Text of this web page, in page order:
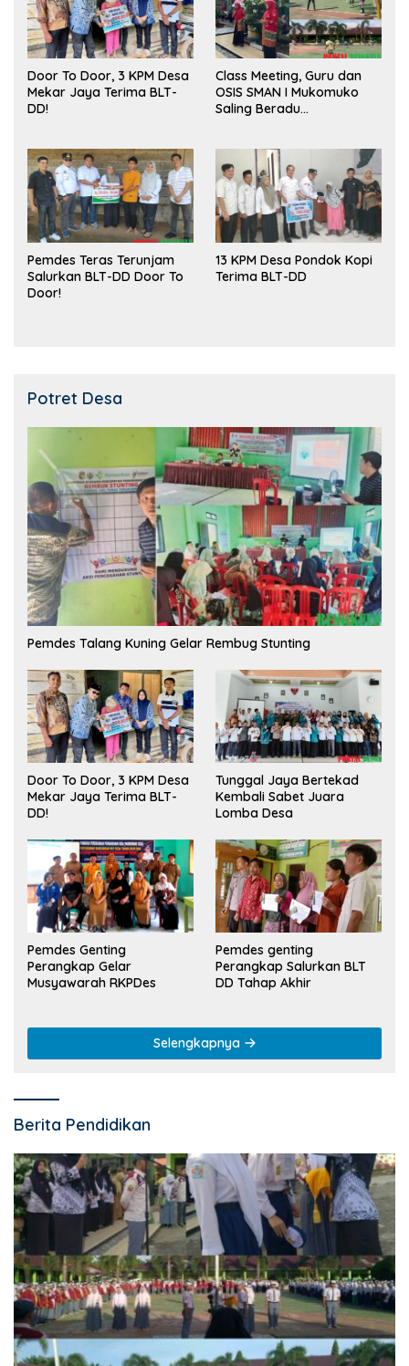
Door To Door, 3 KPM Desa
Mekar Jaya Terima BLT-
DD!
Class Meeting, Guru dan
OSIS SMAN I Mukomuko
Saling Beradu
Pemdes Teras Terunjam
Salurkan BLT-DD Door To
Door!
13 KPM Desa Pondok Kopi
Terima BLT-DD
Potret Desa
Pemdes Talang Kuning Gelar Rembug Stunting
Door To Door, 3 KPM Desa
Mekar Jaya Terima BLT-
DD!
Tunggal Jaya Bertekad
Kembali Sabet Juara
Lomba Desa
Pemdes Genting
Perangkap Gelar
Musyawarah RKPDes
Pemdes genting
Perangkap Salurkan BLT
DD Tahap Akhir
Selengkapnya
Berita Pendidikan